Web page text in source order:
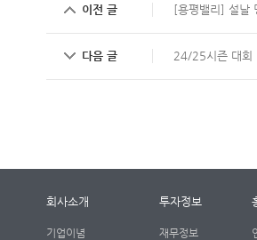
이전 글 [용평밸리] 설날
다음 글 24/25시즌 대회
회사소개
기업이념
투자정보
재무정보